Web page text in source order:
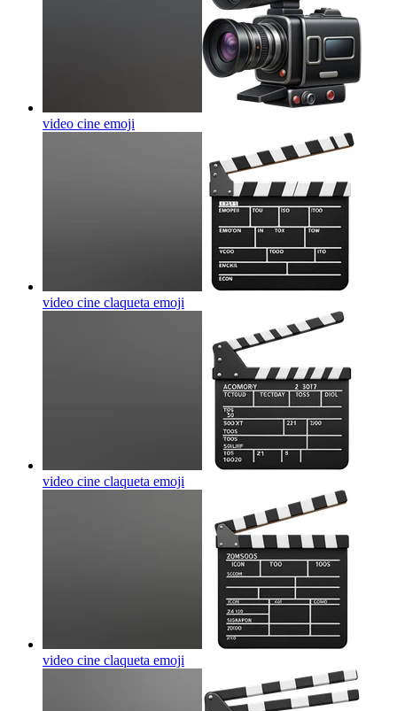
video cine emoji
video cine claqueta emoji
video cine claqueta emoji
video cine claqueta emoji